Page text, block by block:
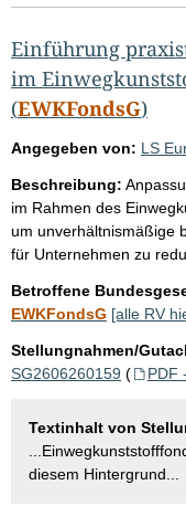
Einführung
im
(EWKFondsG)
Angegeben von: LS
Beschreibung:
im Rahmen des
um unverhältnismäßige
für Unternehmen zu
Betroffene
EWKFondsG [alle RV
Stellungnahmen/
SG2606260159 ( PDF
Textinhalt von
diesem Hintergrund...